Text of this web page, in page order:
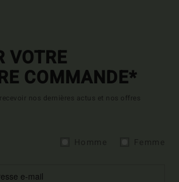
VOTRE
COMMANDE*
nos dernières actus et nos offres